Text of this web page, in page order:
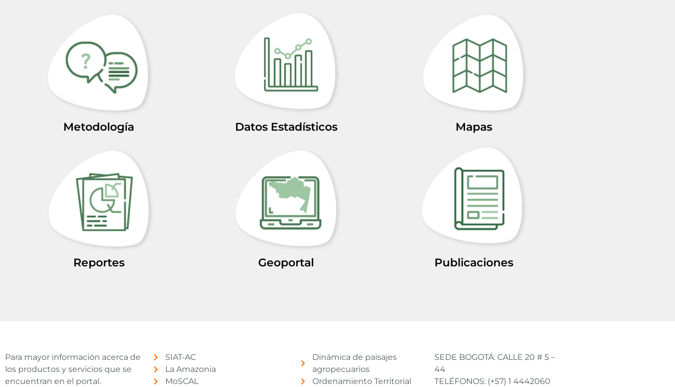
Metodología Datos Estadísticos Mapas
Reportes Geoportal Publicaciones
Para mayor información acerca de
los productos y servicios que se
encuentran en el portal.
SIAT-AC
La Amazonia
MoSCAL
Dinámica de paisajes
agropecuarios
Ordenamiento Territorial
SEDE BOGOTÁ: CALLE 20 # 5 –
44
TELÉFONOS: (+57) 1 4442060